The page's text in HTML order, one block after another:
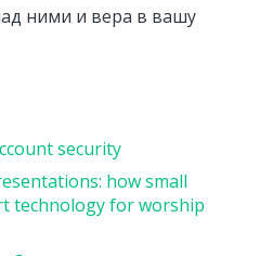
ними и вера в вашу
security
how small
technology for worship